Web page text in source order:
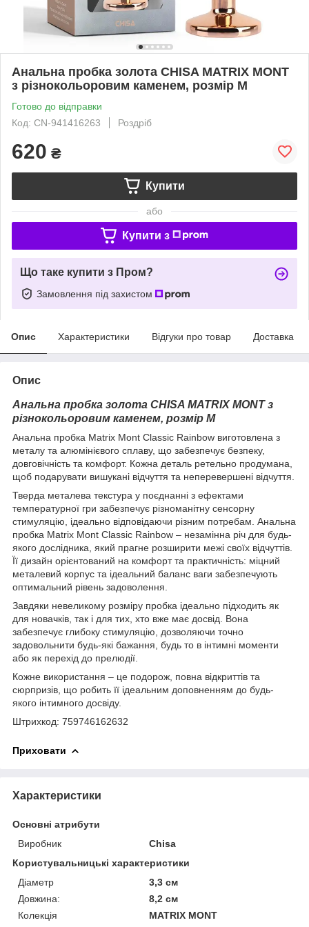
Анальна пробка золота CHISA MATRIX MONT
з різнокольоровим каменем, розмір M
Готово до відправки
Код: CN-941416263
Роздріб
620 ₴
Купити
або
Купити з
Що таке купити з Пром?
Замовлення під захистом
Опис Характеристики Відгуки про товар Доставка
Опис
Анальна пробка золота CHISA MATRIX MONT з
різнокольоровим каменем, розмір M
Анальна пробка Matrix Mont Classic Rainbow виготовлена з
металу та алюмінієвого сплаву, що забезпечує безпеку,
довговічність та комфорт. Кожна деталь ретельно продумана,
щоб подарувати вишукані відчуття та неперевершені відчуття.
Тверда металева текстура у поєднанні з ефектами
температурної гри забезпечує різноманітну сенсорну
стимуляцію, ідеально відповідаючи різним потребам. Анальна
пробка Matrix Mont Classic Rainbow – незамінна річ для будь-
якого дослідника, який прагне розширити межі своїх відчуттів.
Її дизайн орієнтований на комфорт та практичність: міцний
металевий корпус та ідеальний баланс ваги забезпечують
оптимальний рівень задоволення.
Завдяки невеликому розміру пробка ідеально підходить як
для новачків, так і для тих, хто вже має досвід. Вона
забезпечує глибоку стимуляцію, дозволяючи точно
задовольнити будь-які бажання, будь то в інтимні моменти
або як перехід до прелюдії.
Кожне використання – це подорож, повна відкриттів та
сюрпризів, що робить її ідеальним доповненням до будь-
якого інтимного досвіду.
Штрихкод: 759746162632
Приховати
Характеристики
Основні атрибути
Виробник
Chisa
Користувальницькі характеристики
Діаметр
3,3 см
Довжина:
8,2 см
Колекція
MATRIX MONT